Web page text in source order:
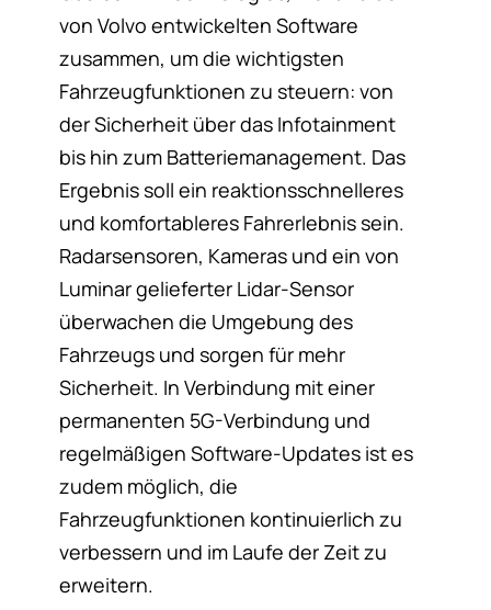
von Volvo entwickelten Software
zusammen, um die wichtigsten
Fahrzeugfunktionen zu steuern: von
der Sicherheit über das Infotainment
bis hin zum Batteriemanagement. Das
Ergebnis soll ein reaktionsschnelleres
und komfortableres Fahrerlebnis sein.
Radarsensoren, Kameras und ein von
Luminar gelieferter Lidar-Sensor
überwachen die Umgebung des
Fahrzeugs und sorgen für mehr
Sicherheit. In Verbindung mit einer
permanenten 5G-Verbindung und
regelmäßigen Software-Updates ist es
zudem möglich, die
Fahrzeugfunktionen kontinuierlich zu
verbessern und im Laufe der Zeit zu
erweitern.